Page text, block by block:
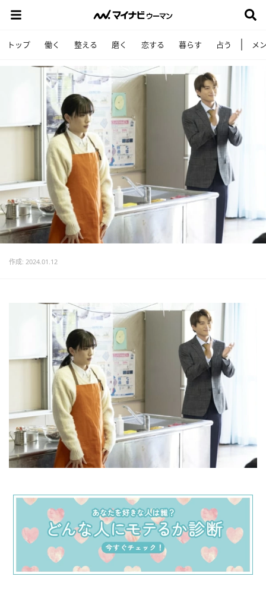
トップ 働く 整える 磨く 恋する 暮らす 占う メ
作成: 2024.01.12